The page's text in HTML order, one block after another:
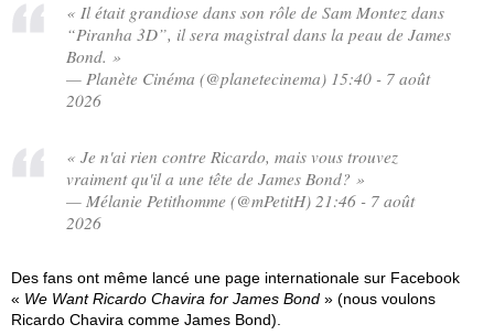
« Il était grandiose dans son rôle de Sam Montez dans
“Piranha 3D”, il sera magistral dans la peau de James
Bond. »
— Planète Cinéma (@planetecinema) 15:40 - 7 août
2026
« Je n'ai rien contre Ricardo, mais vous trouvez
vraiment qu'il a une tête de James Bond? »
— Mélanie Petithomme (@mPetitH) 21:46 - 7 août
2026
Des fans ont même lancé une page internationale sur Facebook
« We Want Ricardo Chavira for James Bond » (nous voulons
Ricardo Chavira comme James Bond).